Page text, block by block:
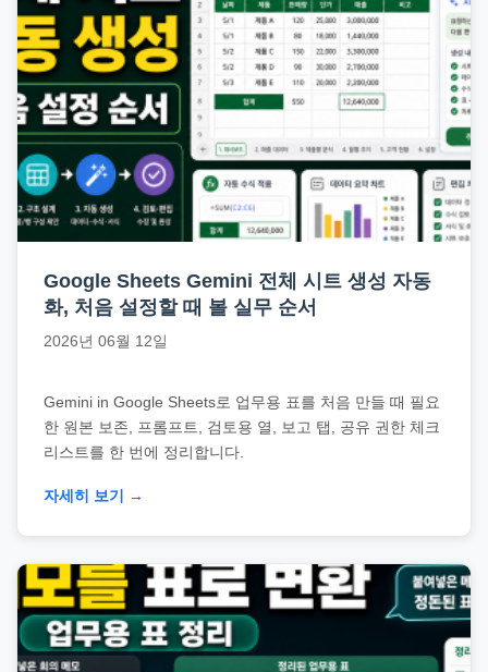
Google Sheets Gemini 전체 시트 생성 자동
화, 처음 설정할 때 볼 실무 순서
2026년 06월 12일
Gemini in Google Sheets로 업무용 표를 처음 만들 때 필요
한 원본 보존, 프롬프트, 검토용 열, 보고 탭, 공유 권한 체크
리스트를 한 번에 정리합니다.
자세히 보기 →